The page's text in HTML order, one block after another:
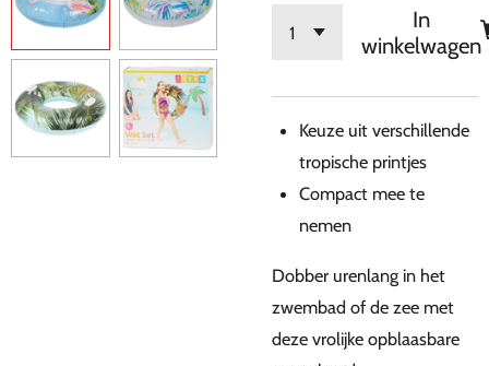
In
winkelwagen
Keuze uit verschillende
tropische printjes
Compact mee te
nemen
Dobber urenlang in het
zwembad of de zee met
deze vrolijke opblaasbare